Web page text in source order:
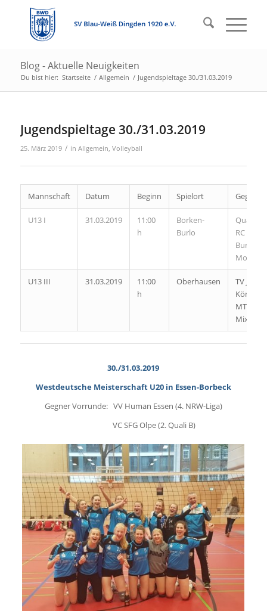
Blog - Aktuelle Neuigkeiten
Du bist hier: Startseite / Allgemein / Jugendspieltage 30./31.03.2019
Jugendspieltage 30./31.03.2019
25. März 2019 / in Allgemein, Volleyball
Mannschaft Datum Beginn Spielort Gegner
U13 I 31.03.2019
11:00
h
Borken-
Burlo
Quali B,
RC
Burlo
Moerser
U13 III 31.03.2019
11:00
h
Oberhausen
TV Jahn
MTG
Mixed
30./31.03.2019
Westdeutsche Meisterschaft U20 in Essen-Borbeck
Gegner Vorrunde: VV Human Essen (4. NRW-Liga)
VC SFG Olpe (2. Quali B)